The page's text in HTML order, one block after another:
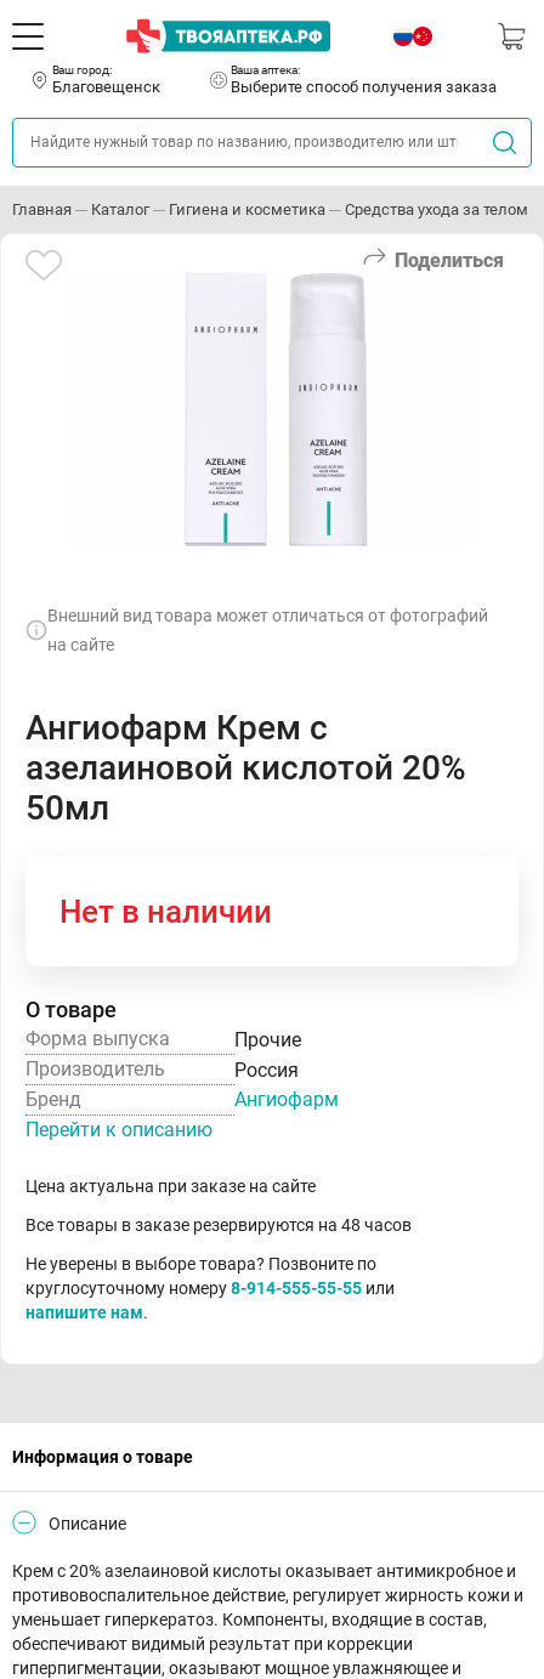
Ваш город:
Благовещенск
Ваша аптека:
Выберите способ получения заказа
Главная Каталог Гигиена и косметика Средства ухода за телом
Поделиться
Внешний вид товара может отличаться от фотографий
на сайте
Ангиофарм Крем с
азелаиновой кислотой 20%
50мл
Нет в наличии
О товаре
Форма выпуска
Прочие
Производитель
Россия
Бренд
Ангиофарм
Перейти к описанию
Цена актуальна при заказе на сайте
Все товары в заказе резервируются на 48 часов
Не уверены в выборе товара? Позвоните по
круглосуточному номеру8-914-555-55-55 или
напишите нам.
Информация о товаре
Описание
Крем с 20% азелаиновой кислоты оказывает антимикробное и
противовоспалительное действие, регулирует жирность кожи и
уменьшает гиперкератоз. Компоненты, входящие в состав,
обеспечивают видимый результат при коррекции
гиперпигментации, оказывают мощное увлажняющее и